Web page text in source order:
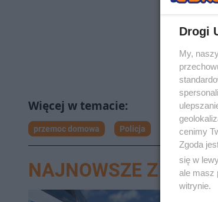
przemoc domowa Policja Suwałki
NAJNOWSZE Z
Drogi
My,
cenimy
Zgoda
się w
ale masz
witrynie.